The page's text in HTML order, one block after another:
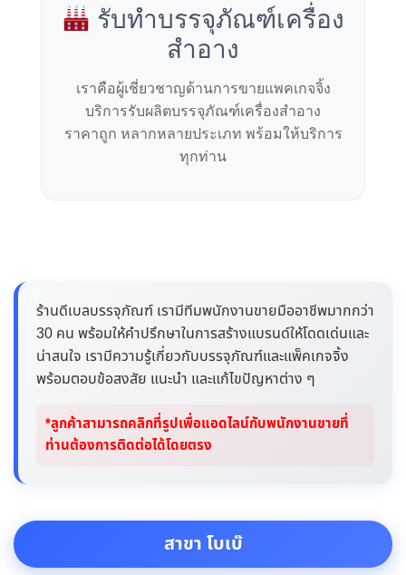
รับทำบรรจุภัณฑ์เครื่อง
สำอาง
เราคือผู้เชี่ยวชาญด้านการขายแพคเกจจิ้ง
บริการรับผลิตบรรจุภัณฑ์เครื่องสำอาง
ราคาถูก หลากหลายประเภท พร้อมให้บริการ
ทุกท่าน
ร้านดีเบลบรรจุภัณฑ์ เรามีทีมพนักงานขายมืออาชีพมากกว่า
30 คน พร้อมให้คำปรึกษาในการสร้างแบรนด์ให้โดดเด่นและ
น่าสนใจ เรามีความรู้เกี่ยวกับบรรจุภัณฑ์และแพ็คเกจจิ้ง
พร้อมตอบข้อสงสัย แนะนำ และแก้ไขปัญหาต่าง ๆ
*ลูกค้าสามารถคลิกที่รูปเพื่อแอดไลน์กับพนักงานขายที่
ท่านต้องการติดต่อได้โดยตรง
สาขา โบเบ๊